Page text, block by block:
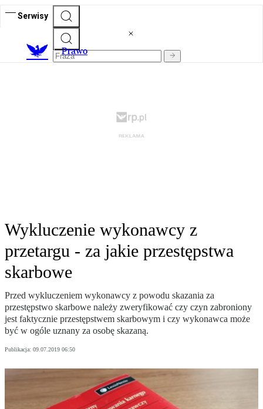
Serwisy
Prawo
Wykluczenie wykonawcy z
przetargu - za jakie przestępstwa
skarbowe
Przed wykluczeniem wykonawcy z powodu skazania za
przestępstwo skarbowe należy zweryfikować czy czyn zabroniony
jest faktycznie przestępstwem skarbowym i czy wykonawca może
być w ogóle uznany za osobę skazaną.
Publikacja: 09.07.2019 06:50